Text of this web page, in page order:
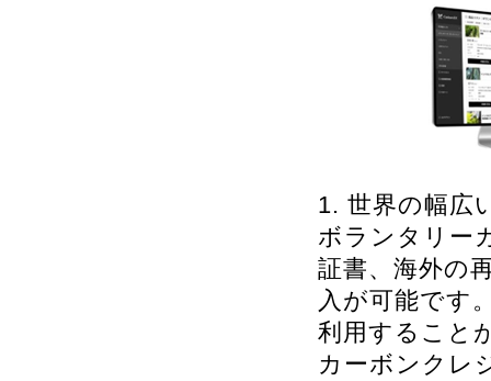
1. 世界の幅広
ボランタリー
証書、海外の
入が可能です
利用すること
カーボンクレ